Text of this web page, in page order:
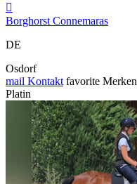

Borghorst Connemaras
DE
Osdorf
mail Kontakt favorite Merken
Platin